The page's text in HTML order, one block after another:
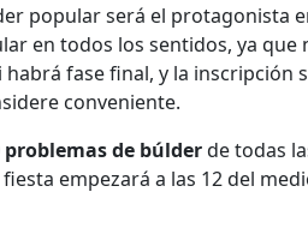
popular será el protagonista
en todos los sentidos, ya
habrá fase final, y la inscripción
conveniente.
problemas de búlderde todas
fiesta empezará a las 12 del